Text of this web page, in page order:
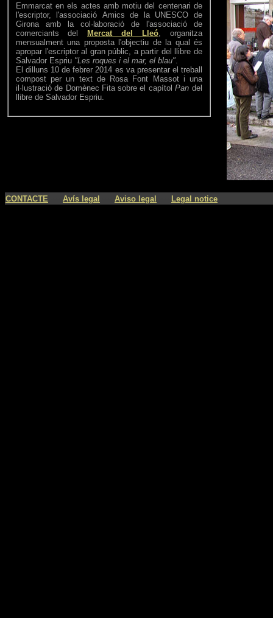
Emmarcat en els actes amb motiu del centenari de
l'escriptor, l'associació Amics de la UNESCO de
Girona amb la col·laboració de l'associació de
comerciants del Mercat del Lleó , organitza
mensualment una proposta l'objectiu de la qual és
apropar l'escriptor al gran públic, a partir del llibre de
Salvador Espriu "Les roques i el mar, el blau"
El dilluns 10 de febrer 2014 es va presentar el treball
compost per un text de Rosa Font Massot i una
il·lustració de Domènec Fita sobre el capítol Pan del
llibre de Salvador Espriu.
CONTACTE Avís legal Aviso legal Legal notice